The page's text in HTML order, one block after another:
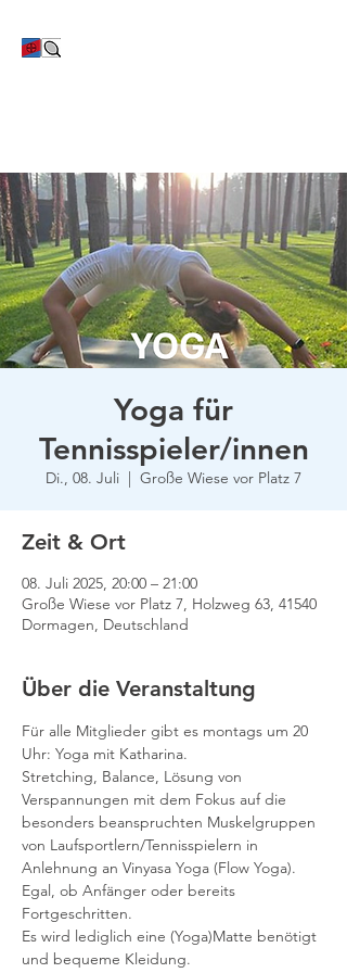
Yoga für
Tennisspieler/innen
Di., 08. Juli
  |
Große Wiese vor Platz 7
Zeit & Ort
08. Juli 2025, 20:00 – 21:00
Große Wiese vor Platz 7, Holzweg 63, 41540
Dormagen, Deutschland
Über die Veranstaltung
Für alle Mitglieder gibt es montags um 20
Uhr: Yoga mit Katharina.
Stretching, Balance, Lösung von
Verspannungen mit dem Fokus auf die
besonders beanspruchten Muskelgruppen
von Laufsportlern/Tennisspielern in
Anlehnung an Vinyasa Yoga (Flow Yoga).
Egal, ob Anfänger oder bereits
Fortgeschritten.
Es wird lediglich eine (Yoga)Matte benötigt
und bequeme Kleidung.